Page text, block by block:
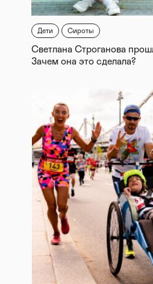
Дети Сироты
Светлана Строганова
Зачем она это сделала?